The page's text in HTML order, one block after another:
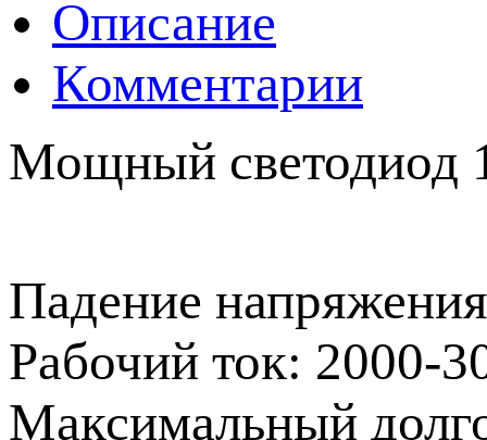
Описание
Комментарии
Мощный светодиод
Падение
Рабочий ток: 2000-
Максимальный